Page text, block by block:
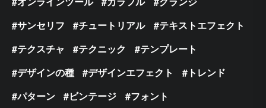
サンセリフ
チュートリアル
テキストエフェクト
テクスチャ
テクニック
テンプレート
デザインの種
デザインエフェクト
トレンド
パターン
ビンテージ
フォント